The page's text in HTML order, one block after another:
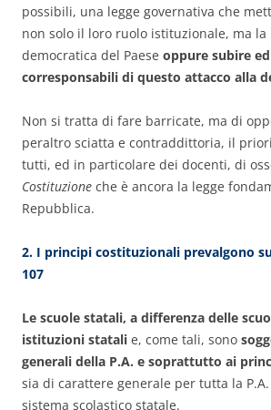
possibili, una legge governativa che
non solo il loro ruolo istituzionale, ma la
democratica del Paese oppure subire
corresponsabili di questo attacco alla
Non si tratta di fare barricate, ma di
peraltro sciatta e contraddittoria, il
tutti, ed in particolare dei docenti, di
Costituzione che è ancora la legge
Repubblica.
2. I principi costituzionali prevalgono
107
Le scuole statali, a differenza delle
istituzioni statali e, come tali, sono
generali della P.A. e soprattutto ai
sia di carattere generale per tutta la
sistema scolastico statale.